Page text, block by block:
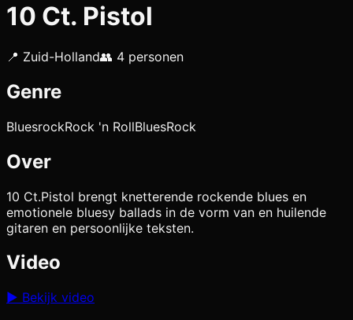
10 Ct. Pistol
📍 Zuid-Holland👥 4 personen
Genre
BluesrockRock 'n RollBluesRock
Over
10 Ct.Pistol brengt knetterende rockende blues en
emotionele bluesy ballads in de vorm van en huilende
gitaren en persoonlijke teksten.
Video
▶ Bekijk video